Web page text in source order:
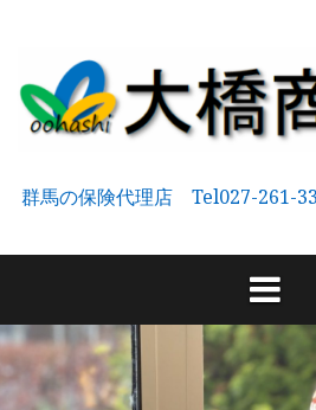
群馬の保険代理店 Tel027-261-